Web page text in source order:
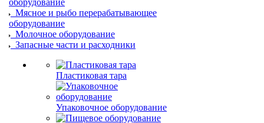
оборудование
Мясное и рыбо перерабатывающее
оборудование
Молочное оборудование
Запасные части и расходники
Пластиковая тара
Упаковочное оборудование